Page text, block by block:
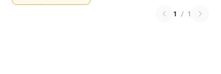
1 / 1